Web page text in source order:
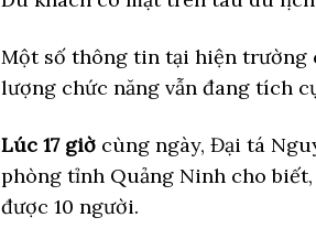
Một số thông tin tại hiện trường
lượng chức năng vẫn đang tích
Lúc 17 giờcùng ngày, Đại tá
phòng tỉnh Quảng Ninh cho
được 10 người.